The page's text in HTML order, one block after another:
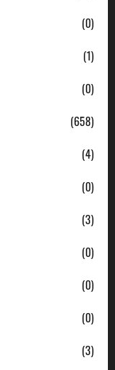
(0)
(1)
(0)
(658)
(4)
(0)
(3)
(0)
(0)
(0)
(3)